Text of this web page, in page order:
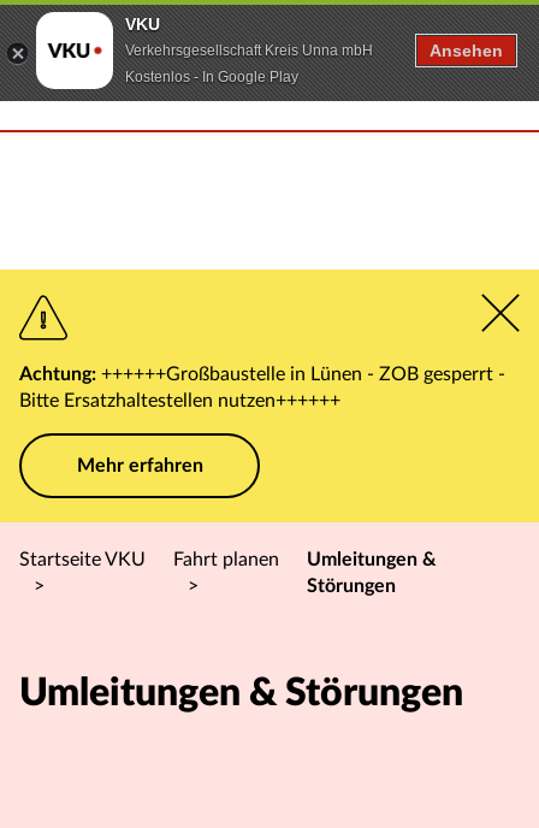
Achtung: ++++++Großbaustelle in Lünen - ZOB gesperrt -
Bitte Ersatzhaltestellen nutzen++++++
Mehr erfahren
Startseite VKU
>
Fahrt planen
>
Umleitungen &
Störungen
Umleitungen & Störungen
VKU
Verkehrsgesellschaft Kreis Unna mbH
Kostenlos - In Google Play
Ansehen